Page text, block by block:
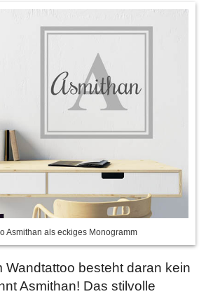
Asmithan als eckiges Monogramm
Wandtattoo besteht daran kein
Asmithan! Das stilvolle